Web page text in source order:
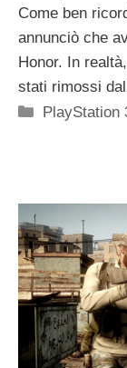
Come ben
annunciò che
Honor. In
stati rimossi
Categorie
PlayStation